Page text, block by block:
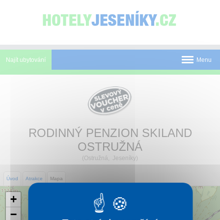
Najít ubytování
O Jeseníkách
O nás
Kontakt
Menu
RODINNÝ PENZION SKILAND
OSTRUŽNÁ
(Ostružná, Jeseníky)
Úvod Atrakce Mapa
+
−